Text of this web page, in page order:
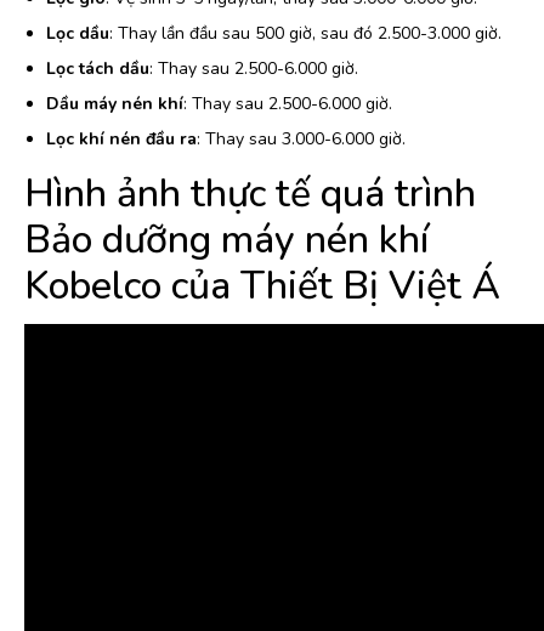
Lọc dầu: Thay lần đầu sau 500 giờ, sau đó 2.500-3.000 giờ.
Lọc tách dầu: Thay sau 2.500-6.000 giờ.
Dầu máy nén khí: Thay sau 2.500-6.000 giờ.
Lọc khí nén đầu ra: Thay sau 3.000-6.000 giờ.
Hình ảnh thực tế quá trình
Bảo dưỡng máy nén khí
Kobelco của Thiết Bị Việt Á